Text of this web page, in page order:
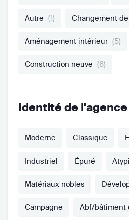
Autre (1) Changement
Aménagement intérieur (5)
Construction neuve (6)
Identité de l'agence
Moderne Classique
Industriel Épuré
Matériaux nobles
Campagne Abf/bâtiment